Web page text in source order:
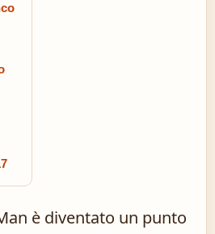
è diventato un punto